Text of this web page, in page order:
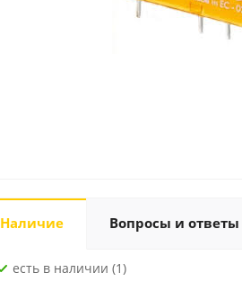
Наличие Вопросы и ответы
Есть в наличии (1)